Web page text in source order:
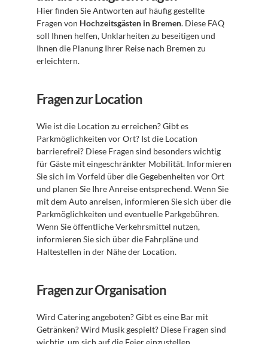
Hier finden Sie Antworten auf häufig gestellte
Fragen von Hochzeitsgästen in Bremen. Diese FAQ
soll Ihnen helfen, Unklarheiten zu beseitigen und
Ihnen die Planung Ihrer Reise nach Bremen zu
erleichtern.
Fragen zur Location
Wie ist die Location zu erreichen? Gibt es
Parkmöglichkeiten vor Ort? Ist die Location
barrierefrei? Diese Fragen sind besonders wichtig
für Gäste mit eingeschränkter Mobilität. Informieren
Sie sich im Vorfeld über die Gegebenheiten vor Ort
und planen Sie Ihre Anreise entsprechend. Wenn Sie
mit dem Auto anreisen, informieren Sie sich über die
Parkmöglichkeiten und eventuelle Parkgebühren.
Wenn Sie öffentliche Verkehrsmittel nutzen,
informieren Sie sich über die Fahrpläne und
Haltestellen in der Nähe der Location.
Fragen zur Organisation
Wird Catering angeboten? Gibt es eine Bar mit
Getränken? Wird Musik gespielt? Diese Fragen sind
wichtig, um sich auf die Feier einzustellen.